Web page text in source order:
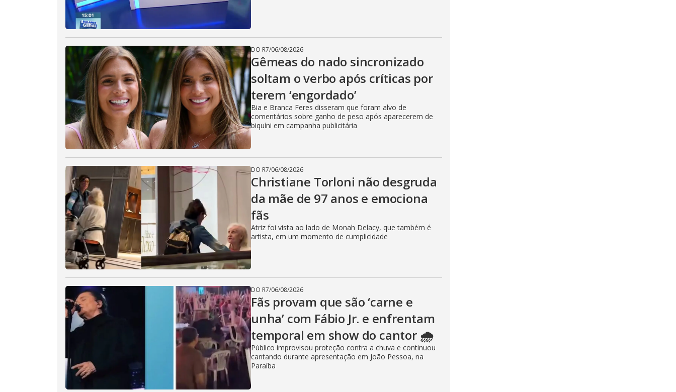
DO R7/06/08/2026
Gêmeas do nado sincronizado
soltam o verbo após críticas por
terem ‘engordado’
Bia e Branca Feres disseram que foram alvo de
comentários sobre ganho de peso após aparecerem de
biquíni em campanha publicitária
DO R7/06/08/2026
Christiane Torloni não desgruda
da mãe de 97 anos e emociona
fãs
Atriz foi vista ao lado de Monah Delacy, que também é
artista, em um momento de cumplicidade
DO R7/06/08/2026
Fãs provam que são ‘carne e
unha’ com Fábio Jr. e enfrentam
temporal em show do cantor 🌧️
Público improvisou proteção contra a chuva e continuou
cantando durante apresentação em João Pessoa, na
Paraíba